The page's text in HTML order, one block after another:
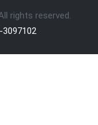
rights reserved.
3097102